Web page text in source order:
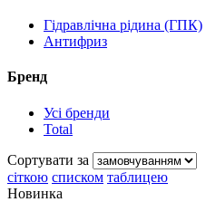
Гідравлічна рідина (ГПК)
Антифриз
Бренд
Усі бренди
Total
Сортувати за
сіткою списком таблицею
Новинка